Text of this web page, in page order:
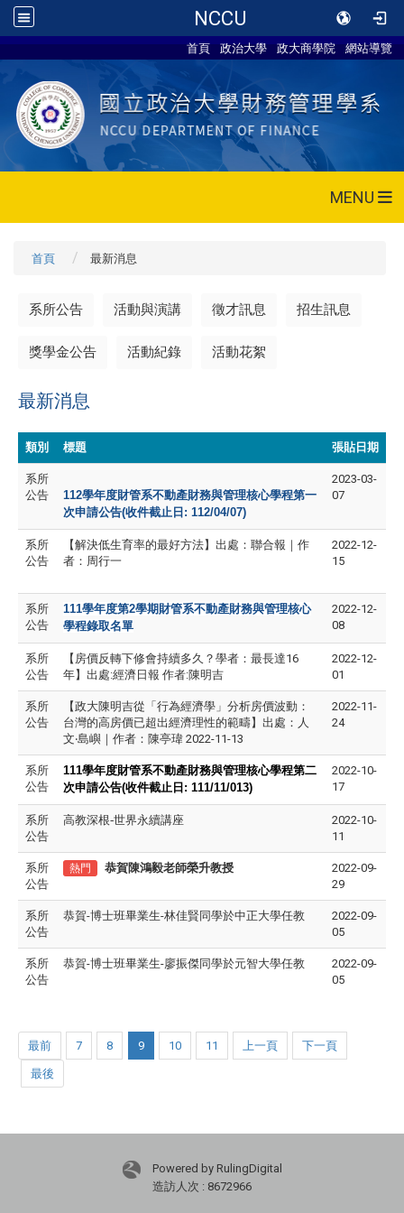
NCCU
首頁 政治大學 政大商學院 網站導覽
MENU
首頁 最新消息
系所公告 活動與演講 徵才訊息 招生訊息
獎學金公告 活動紀錄 活動花絮
最新消息
類別 標題 張貼日期
系所
公告
112學年度財管系不動產財務與管理核心學程第一
次申請公告(收件截止日: 112/04/07)
2023-03-
07
系所
公告
【解決低生育率的最好方法】出處：聯合報｜作
者：周行一
2022-12-
15
系所
公告
111學年度第2學期財管系不動產財務與管理核心
學程錄取名單
2022-12-
08
系所
公告
【房價反轉下修會持續多久？學者：最長達16
年】出處:經濟日報 作者:陳明吉
2022-12-
01
系所
公告
【政大陳明吉從「行為經濟學」分析房價波動：
台灣的高房價已超出經濟理性的範疇】出處：人
文‧島嶼｜作者：陳亭瑋 2022-11-13
2022-11-
24
系所
公告
111學年度財管系不動產財務與管理核心學程第二
次申請公告(收件截止日: 111/11/013)
2022-10-
17
系所
公告
高教深根-世界永續講座
2022-10-
11
系所
公告
熱門 恭賀陳鴻毅老師榮升教授
2022-09-
29
系所
公告
恭賀-博士班畢業生-林佳賢同學於中正大學任教
2022-09-
05
系所
公告
恭賀-博士班畢業生-廖振傑同學於元智大學任教
2022-09-
05
最前 7 8 9 10 11 上一頁 下一頁
最後
Powered by RulingDigital
造訪人次 : 8672966